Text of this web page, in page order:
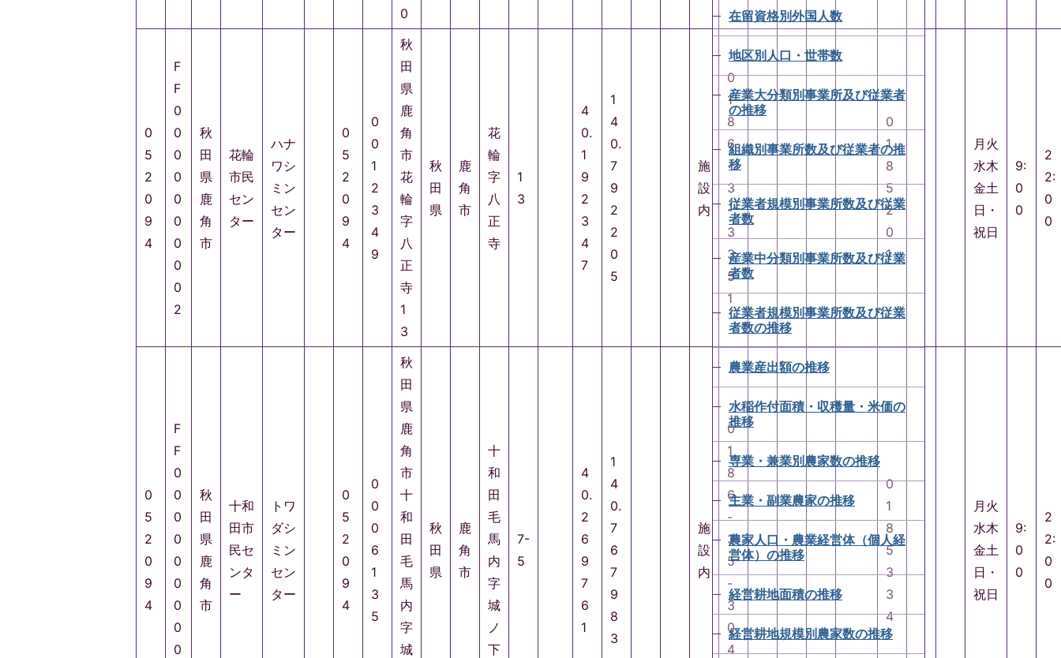
0
0
5
2
0
9
4
F
F
0
0
0
0
0
0
0
0
0
2
秋
田
県
鹿
角
市
花輪
市民
セン
ター
ハナ
ワシ
ミン
セン
ター
0
5
2
0
9
4
0
0
1
2
3
4
9
秋
田
県
鹿
角
市
花
輪
字
八
正
寺
1
3
秋
田
県
鹿
角
市
花
輪
字
八
正
寺
1
3
4
0.
1
9
2
3
4
7
1
4
0.
7
9
2
2
0
5
施
設
内
0
1
8
6
-2
3
-
3
3
5
1
0
1
8
5
2
0
1
月火
水木
金土
日・
祝日
9:
0
0
2
2:
0
0
0
5
2
0
9
4
F
F
0
0
0
0
0
0
0
0
0
秋
田
県
鹿
角
市
十和
田市
民セ
ンタ
ー
トワ
ダシ
ミン
セン
ター
0
5
2
0
9
4
0
0
0
6
1
3
5
秋
田
県
鹿
角
市
十
和
田
毛
馬
内
字
城
秋
田
県
鹿
角
市
十
和
田
毛
馬
内
字
城
ノ
下
7-
5
4
0.
2
6
9
7
6
1
1
4
0.
7
6
7
9
8
3
施
設
内
0
1
8
6
-
3
5
-
3
0
4
0
1
8
5
3
3
4
月火
水木
金土
日・
祝日
9:
0
0
2
2:
0
0
在留資格別外国人数
地区別人口・世帯数
産業大分類別事業所及び従業者
の推移
組織別事業所数及び従業者の推
移
従業者規模別事業所数及び従業
者数
産業中分類別事業所数及び従業
者数
従業者規模別事業所数及び従業
者数の推移
農業産出額の推移
水稲作付面積・収穫量・米価の
推移
専業・兼業別農家数の推移
主業・副業農家の推移
農家人口・農業経営体（個人経
営体）の推移
経営耕地面積の推移
経営耕地規模別農家数の推移